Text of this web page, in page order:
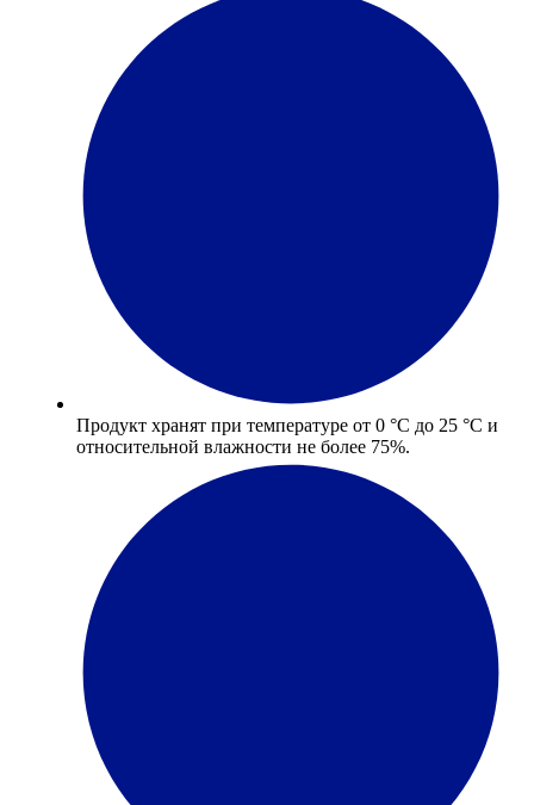
Продукт хранят при температуре от 0 °С до 25 °С и
относительной влажности не более 75%.